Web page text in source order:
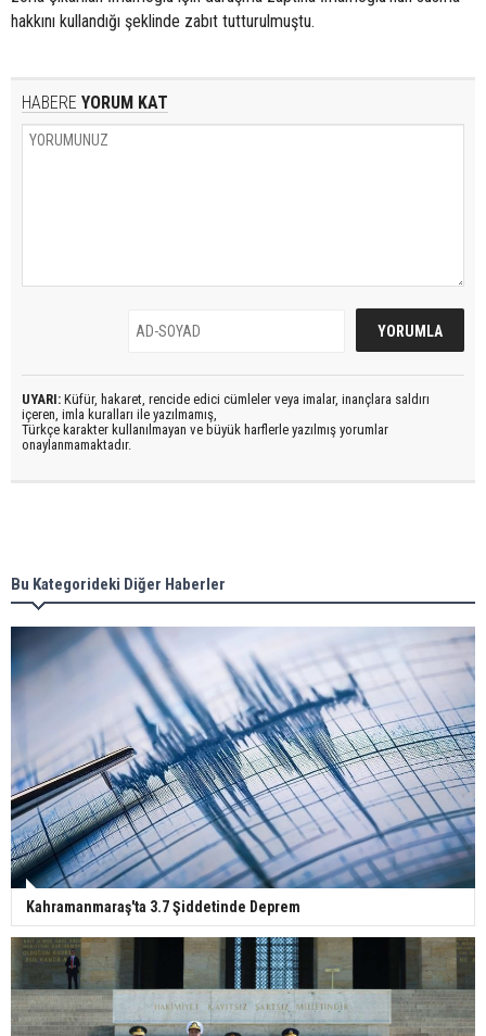
hakkını kullandığı şeklinde zabıt tutturulmuştu.
HABERE YORUM KAT
UYARI: Küfür, hakaret, rencide edici cümleler veya imalar, inançlara saldırı
içeren, imla kuralları ile yazılmamış,
Türkçe karakter kullanılmayan ve büyük harflerle yazılmış yorumlar
onaylanmamaktadır.
Bu Kategorideki Diğer Haberler
Kahramanmaraş'ta 3.7 Şiddetinde Deprem